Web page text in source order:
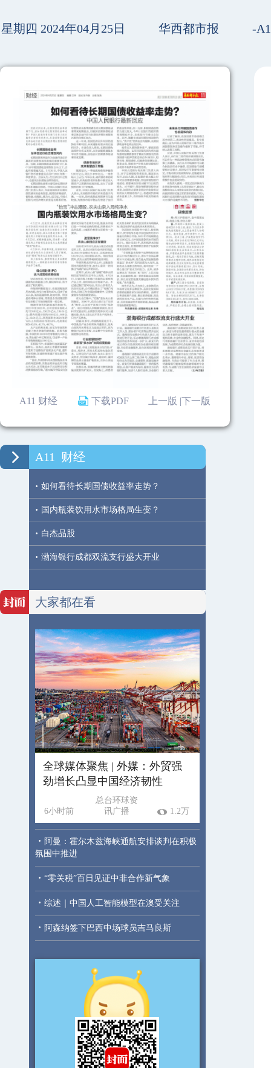
星期四 2024年04月25日 华西都市报 -
A11 财经 下载PDF 下一版
上一版 |
A11 财经
· 如何看待长期国债收益率走势？
· 国内瓶装饮用水市场格局生变？
· 白杰品股
· 渤海银行成都双流支行盛大开业
大家都在看
全球媒体聚焦 | 外媒：外贸强
劲增长凸显中国经济韧性
6小时前
总台环球资
讯广播
1.2万
· 阿曼：霍尔木兹海峡通航安排谈判在积极
氛围中推进
· “零关税”百日见证中非合作新气象
· 综述｜中国人工智能模型在澳受关注
· 阿森纳签下巴西中场球员吉马良斯